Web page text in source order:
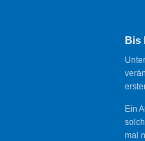
Bis
Ein
mal